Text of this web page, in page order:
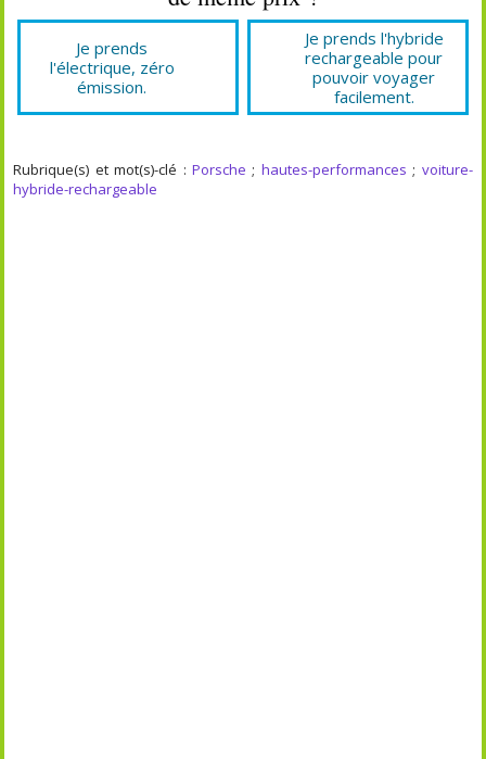
Je prends
l'électrique, zéro
émission.
Je prends l'hybride
rechargeable pour
pouvoir voyager
facilement.
Rubrique(s) et mot(s)-clé : Porsche ; hautes-performances ; voiture-
hybride-rechargeable